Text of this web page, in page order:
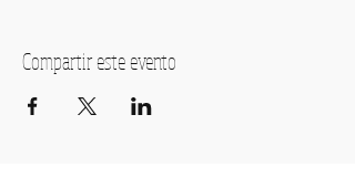
Compartir este evento